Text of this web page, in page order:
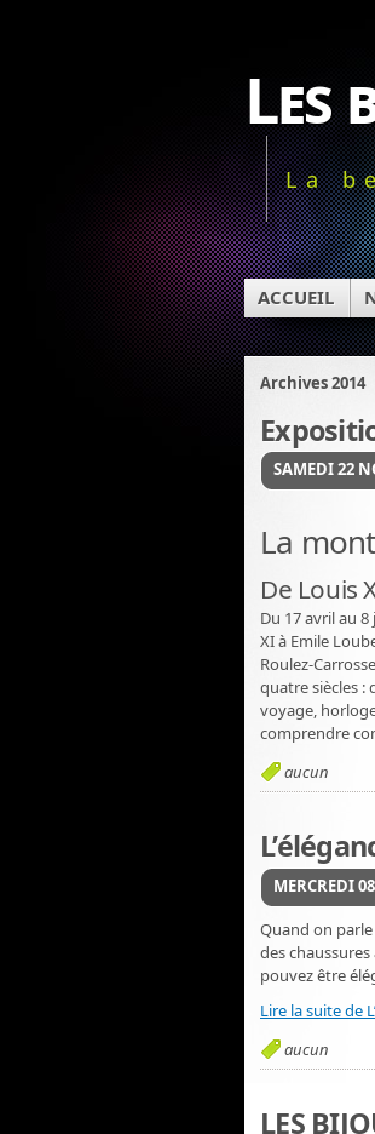
Les
La
ACCUEIL
Archives 2014
SAMEDI 22
La
De Louis
Du 17 avril au
XI à Emile
Roulez-
quatre siècles :
voyage,
comprendre
aucun
MERCREDI
Quand on parle
des
pouvez être
Lire la suite de
aucun
LES